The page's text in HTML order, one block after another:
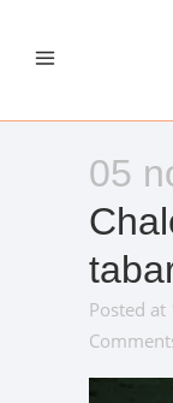
05
Posted at